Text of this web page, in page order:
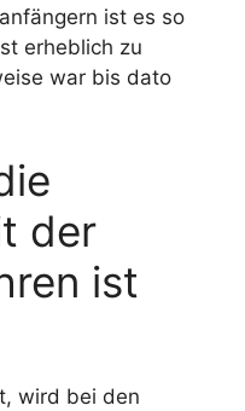
ist es so
erheblich zu
war bis dato
der
ist
wird bei den